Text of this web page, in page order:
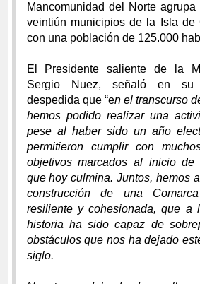
Mancomunidad del Norte
veintiún municipios de la Isla de
con una población de 125.000
El Presidente saliente de la
Sergio Nuez, señaló en su
despedida que “en el transcurso
hemos podido realizar una
pese al haber sido un año
permitieron cumplir con
objetivos marcados al inicio de
que hoy culmina. Juntos, hemos
construcción de una
resiliente y cohesionada, que a
historia ha sido capaz de
obstáculos que nos ha dejado
siglo.